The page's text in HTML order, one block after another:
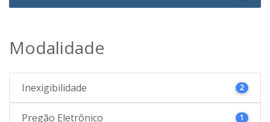
Modalidade
Inexigibilidade 2
Pregão Eletrônico 1